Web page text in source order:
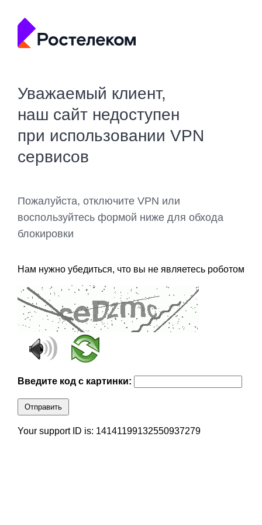
Уважаемый клиент,
наш сайт недоступен
при использовании VPN
сервисов
Пожалуйста, отключите VPN или
воспользуйтесь формой ниже для обхода
блокировки
Нам нужно убедиться, что вы не являетесь роботом
Введите код с картинки:
Отправить
Your support ID is: 14141199132550937279